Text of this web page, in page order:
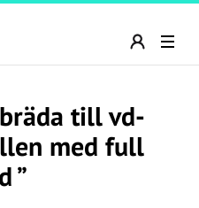
till vd-
med full
”